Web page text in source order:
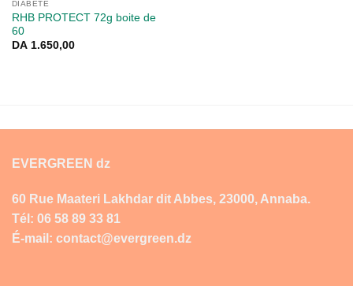
DIABÈTE
RHB PROTECT 72g boite de
60
DA1.650,00
EVERGREEN dz
60 Rue Maateri Lakhdar dit Abbes, 23000, Annaba.
Tél: 06 58 89 33 81
É-mail: contact@evergreen.dz